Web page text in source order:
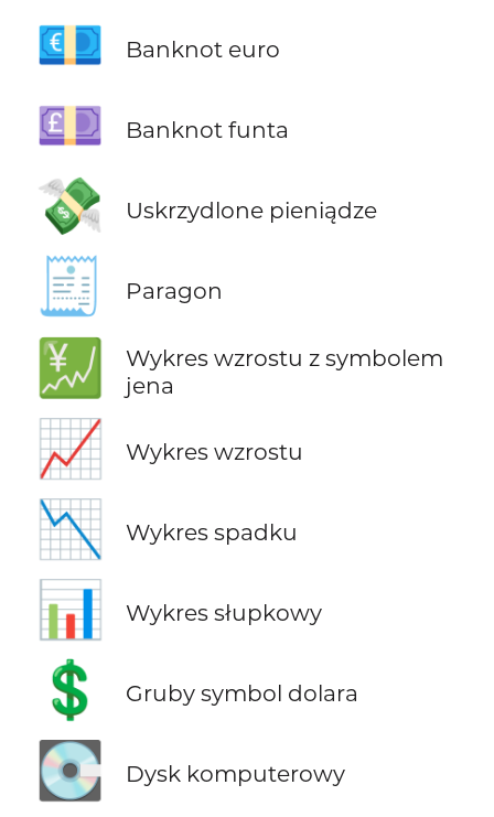
💶 Banknot euro
💷 Banknot funta
💸 Uskrzydlone pieniądze
🧾 Paragon
💹
Wykres wzrostu z symbolem
jena
📈 Wykres wzrostu
📉 Wykres spadku
📊 Wykres słupkowy
💲 Gruby symbol dolara
💽 Dysk komputerowy